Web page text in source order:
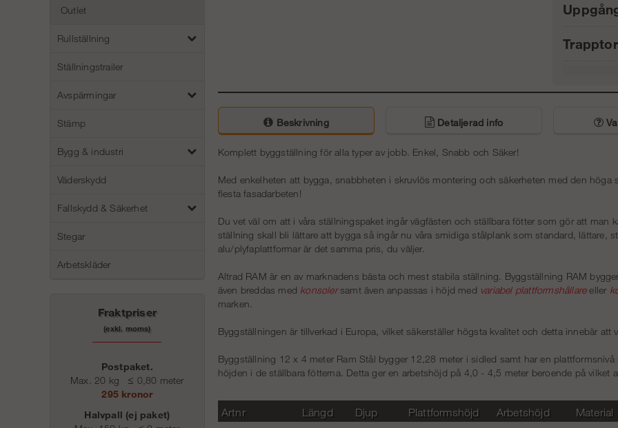
Outlet
Rullställning
Ställningstrailer
Avspärrningar
Stämp
Bygg & industri
Väderskydd
Fallskydd & Säkerhet
Stegar
Arbetskläder
Fraktpriser
(exkl. moms)
Postpaket.
Max. 20 kg
≤ 0,80 meter
295 kronor
Halvpall (ej paket)
Beskrivning Detaljerad info
Komplett byggställning för alla typer av jobb. Enkel, Snabb och Säker!
Med enkelheten att bygga, snabbheten i skruvlös montering och säkerheten med den höga
flesta fasadarbeten!
Du vet väl om att i våra ställningspaket ingår vägfästen och ställbara fötter som gör att
ställning skall bli lättare att bygga så ingår nu våra smidiga stålplank som standard, lättare,
alu/plyfaplattformar är det samma pris, du väljer.
Altrad RAM är en av marknadens bästa och mest stabila ställning. Byggställning RAM
även breddas med konsolersamt även anpassas i höjd med variabel plattformshållareeller
marken.
Byggställningen är tillverkad i Europa, vilket säkerställer högsta kvalitet och detta innebär att
Byggställning 12 x 4 meter Ram Stål bygger 12,28 meter i sidled samt har en
höjden i de ställbara fötterna. Detta ger en arbetshöjd på 4,0 - 4,5 meter beroende på vilket
Artnr Längd Djup Plattformshöjd Arbetshöjd Material